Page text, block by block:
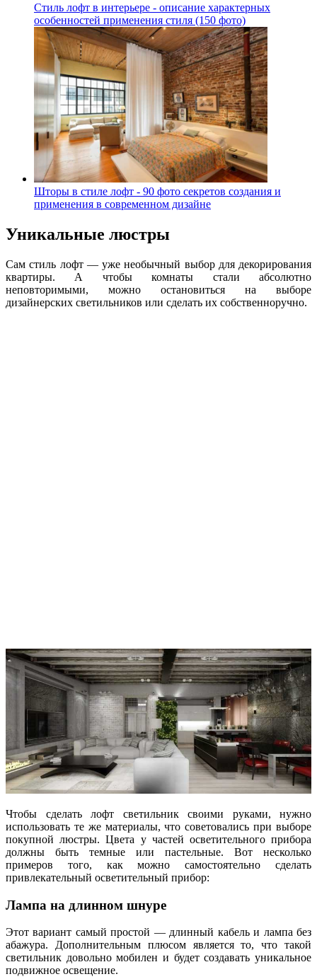
Стиль лофт в интерьере - описание характерных
особенностей применения стиля (150 фото)
Шторы в стиле лофт - 90 фото секретов создания и
применения в современном дизайне
Уникальные люстры
Сам стиль лофт — уже необычный выбор для декорирования
квартиры. А чтобы комнаты стали абсолютно
неповторимыми, можно остановиться на выборе
дизайнерских светильников или сделать их собственноручно.
Чтобы сделать лофт светильник своими руками, нужно
использовать те же материалы, что советовались при выборе
покупной люстры. Цвета у частей осветительного прибора
должны быть темные или пастельные. Вот несколько
примеров того, как можно самостоятельно сделать
привлекательный осветительный прибор:
Лампа на длинном шнуре
Этот вариант самый простой — длинный кабель и лампа без
абажура. Дополнительным плюсом является то, что такой
светильник довольно мобилен и будет создавать уникальное
подвижное освещение.